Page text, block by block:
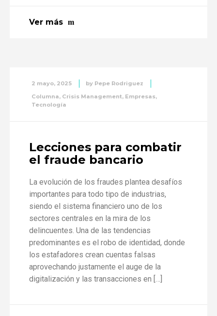
Ver más
2 mayo, 2025 by Pepe Rodriguez
Columna, Crisis Management, Empresas,
Tecnología
Lecciones para combatir
el fraude bancario
La evolución de los fraudes plantea desafíos
importantes para todo tipo de industrias,
siendo el sistema financiero uno de los
sectores centrales en la mira de los
delincuentes. Una de las tendencias
predominantes es el robo de identidad, donde
los estafadores crean cuentas falsas
aprovechando justamente el auge de la
digitalización y las transacciones en […]